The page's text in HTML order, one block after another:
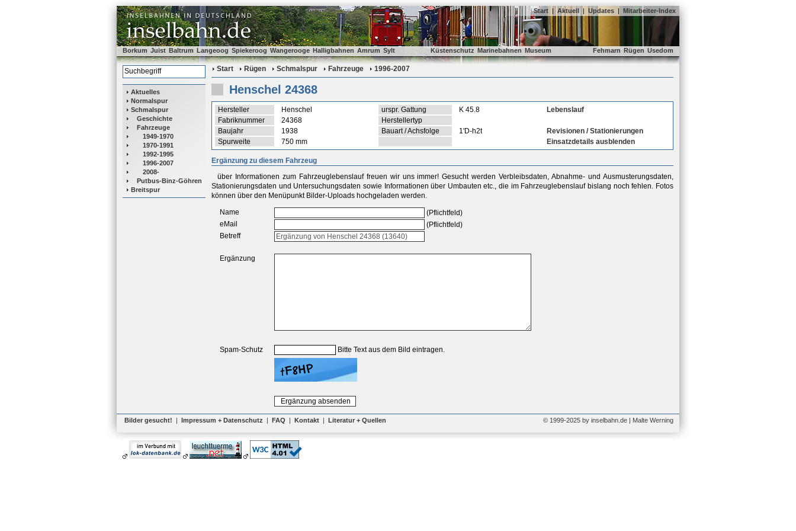
Start | Aktuell | Updates | Mitarbeiter-Index
Borkum Juist Baltrum Langeoog Spiekeroog Wangerooge Halligbahnen Amrum Sylt Küstenschutz Marinebahnen Museum Fehmarn Rügen Usedom
Aktuelles
Normalspur
Schmalspur
Geschichte
Fahrzeuge
1949-1970
1970-1991
1992-1995
1996-2007
2008-
Putbus-Binz-Göhren
Breitspur
Start Rügen Schmalspur Fahrzeuge 1996-2007
Henschel 24368
Hersteller Henschel urspr. Gattung K 45.8
Lebenslauf
Fabriknummer
24368
Herstellertyp
Baujahr
1938 Bauart / Achsfolge 1'D-h2t
Revisionen / Stationierungen
Spurweite
750 mm Einsatzdetails ausblenden
Ergänzung zu diesem Fahrzeug
über Informationen zum Fahrzeuglebenslauf freuen wir uns immer! Gesucht werden Verbleibsdaten, Abnahme- und Ausmusterungsdaten,
Stationierungsdaten und Untersuchungsdaten sowie Informationen über Umbauten etc., die im Fahrzeuglebenslauf bislang noch fehlen. Fotos
können über den Menüpunkt Bilder-Uploads hochgeladen werden.
Name
(Pflichtfeld)
eMail
(Pflichtfeld)
Betreff
Ergänzung
Spam-Schutz Bitte Text aus dem Bild eintragen.
Bilder gesucht! | Impressum + Datenschutz | FAQ | Kontakt | Literatur + Quellen © 1999-2025 by inselbahn.de | Malte Werning